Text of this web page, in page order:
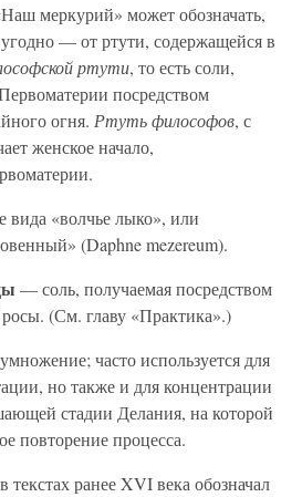
меркурий» может обозначать,
— от ртути, содержащейся в
ртути, то есть соли,
посредством
огня. Ртуть философов, с
женское начало,
вида «волчье лыко», или
(Daphne mezereum).
— соль, получаемая посредством
(См. главу «Практика».)
часто используется для
но также и для концентрации
стадии Делания, на которой
повторение процесса.
ранее XVI века обозначал